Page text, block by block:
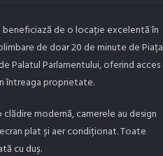
beneficiază de o locație excelentă în
de doar 20 de minute de Piața
Palatul Parlamentului, oferind acces
întreaga proprietate.
modernă, camerele au design
plat și aer condiționat. Toate
cu duș.